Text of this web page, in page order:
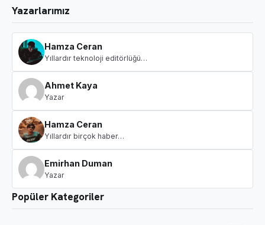
Yazarlarımız
Hamza Ceran
Yıllardır teknoloji editörlüğü…
Ahmet Kaya
Yazar
Hamza Ceran
Yıllardır birçok haber…
Emirhan Duman
Yazar
Popüler Kategoriler